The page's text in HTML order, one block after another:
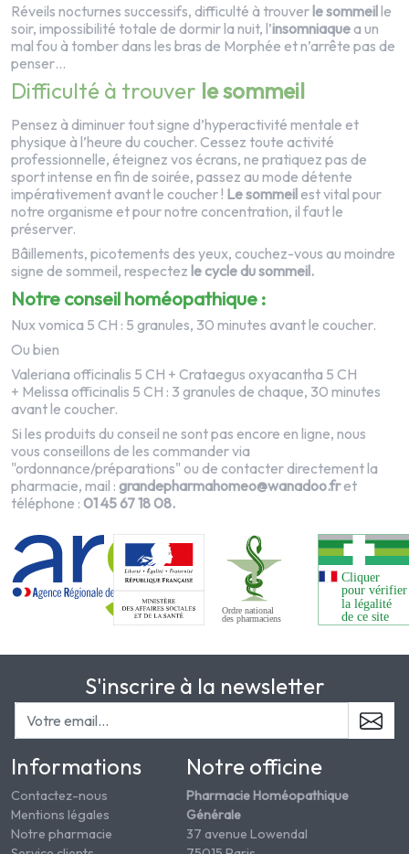
Réveils nocturnes successifs, difficulté à trouverle sommeille
soir, impossibilité totale de dormir la nuit, l’insomniaquea un
mal fou à tomber dans les bras de Morphée et n’arrête pas de
penser…
Difficulté à trouver le sommeil
Pensez à diminuer tout signe d’hyperactivité mentale et
physique à l’heure du coucher. Cessez toute activité
professionnelle, éteignez vos écrans, ne pratiquez pas de
sport intense en fin de soirée, passez au mode détente
impérativement avant le coucher ! Le sommeilest vital pour
notre organisme et pour notre concentration, il faut le
préserver.
Bâillements, picotements des yeux, couchez-vous au moindre
signe de sommeil, respectez le cycle du sommeil.
Notre conseil homéopathique :
Nux vomica 5 CH : 5 granules, 30 minutes avant le coucher.
Ou bien
Valeriana officinalis 5 CH + Crataegus oxyacantha 5 CH
+ Melissa officinalis 5 CH : 3 granules de chaque, 30 minutes
avant le coucher.
Si les produits du conseil ne sont pas encore en ligne, nous
vous conseillons de les commander via
"ordonnance/préparations" ou de contacter directement la
pharmacie, mail : grandepharmahomeo@wanadoo.fret
téléphone : 01 45 67 18 08.
S'inscrire à la newsletter
Informations
Contactez-nous
Mentions légales
Notre pharmacie
Notre officine
Pharmacie Homéopathique
Générale
37 avenue Lowendal